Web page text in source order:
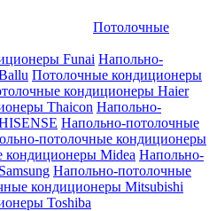
Потолочные
Funai Напольно-
Потолочные кондиционеры
кондиционеры Haier
Thaicon Напольно-
Напольно-потолочные
потолочные кондиционеры
кондиционеры Midea Напольно-
Напольно-потолочные
кондиционеры Mitsubishi
Toshiba